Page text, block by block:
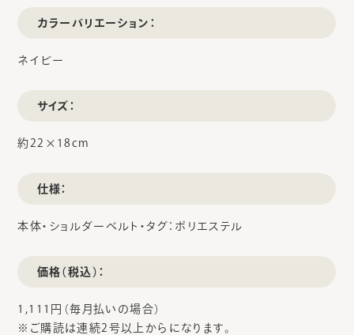
カラーバリエーション：
ネイビー
サイズ：
約22×18cm
仕様：
本体・ショルダーベルト・タグ：ポリエステル
価格（税込）：
1,111円（毎月払いの場合）
※ご購読は連続2号以上からになります。